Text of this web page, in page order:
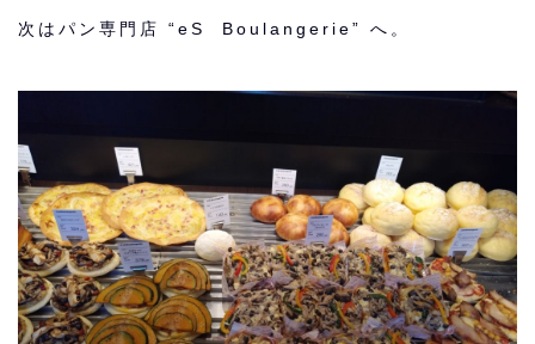
次はパン専門店 “eS Boulangerie” へ。